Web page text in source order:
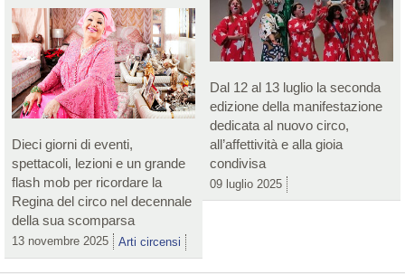
Dieci giorni di eventi,
spettacoli, lezioni e un grande
flash mob per ricordare la
Regina del circo nel decennale
della sua scomparsa
13 novembre 2025 Arti circensi
Dal 12 al 13 luglio la seconda
edizione della manifestazione
dedicata al nuovo circo,
all’affettività e alla gioia
condivisa
09 luglio 2025